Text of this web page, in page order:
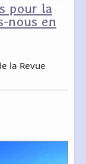
pour la
nous en
la Revue